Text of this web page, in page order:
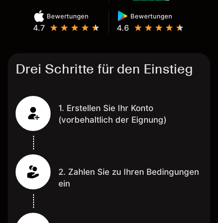
Bewertungen
4.7
Bewertungen
4.6
Drei Schritte für den Einstieg
1. Erstellen Sie Ihr Konto
(vorbehaltlich der Eignung)
2. Zahlen Sie zu Ihren Bedingungen
ein